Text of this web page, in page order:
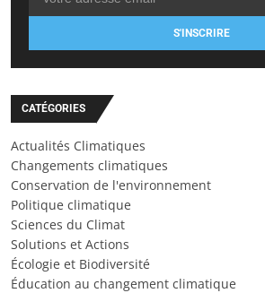
S'INSCRIRE
CATÉGORIES
Actualités Climatiques
Changements climatiques
Conservation de l'environnement
Politique climatique
Sciences du Climat
Solutions et Actions
Écologie et Biodiversité
Éducation au changement climatique